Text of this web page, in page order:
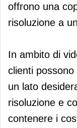
offrono una
risoluzione a
In ambito di
clienti
un lato
risoluzione e
contenere i